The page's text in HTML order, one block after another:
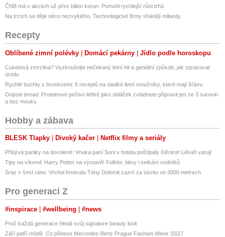
ČNB má v akciích už přes bilion korun. Pomohl rychlejší růst trhů
Na trzích se děje něco nezvyklého. Technologické firmy shánějí miliardy
Recepty
Oblíbené zimní polévky Domácí pekárny Jídlo podle horoskopu
Cuketová zmrzlina? Vyzkoušejte nečekaný letní hit a geniální způsob, jak zpracovat
úrodu
Rychlé buchty s broskvemi: 5 receptů na sladké letní moučníky, které mají šťávu
Oopsie bread: Proteinové pečivo lehké jako obláček zvládnete připravit jen ze 3 surovin
a bez mouky
Hobby a zábava
BLESK Tlapky Divoký kačer Netflix filmy a seriály
Přibývá paniky na dovolené: Vnuka paní Soni v hotelu poštípaly štěnice! Lékaři varují
Tipy na víkend: Harry Potter na výstavě! Folklor, bitvy i setkání vodníků
Sraz v šest ráno. Vrchol festivalu Tóny Dolomit zazní za úsvitu ve 3000 metrech
Pro generaci Z
#inspirace #wellbeing #news
Proč každá generace hledá svůj signature beauty look
Září patří módě: Co přinese Mercedes-Benz Prague Fashion Week SS27